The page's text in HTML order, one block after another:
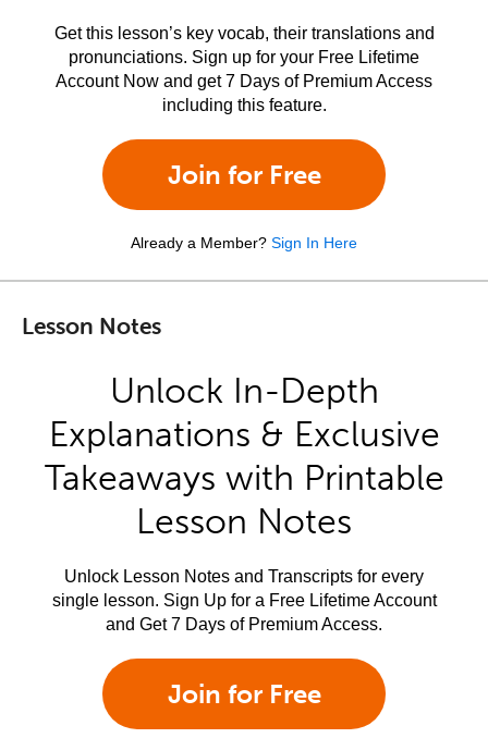
Get this lesson’s key vocab, their translations and
pronunciations. Sign up for your Free Lifetime
Account Now and get 7 Days of Premium Access
including this feature.
Join for Free
Already a Member? Sign In Here
Lesson Notes
Unlock In-Depth
Explanations & Exclusive
Takeaways with Printable
Lesson Notes
Unlock Lesson Notes and Transcripts for every
single lesson. Sign Up for a Free Lifetime Account
and Get 7 Days of Premium Access.
Join for Free